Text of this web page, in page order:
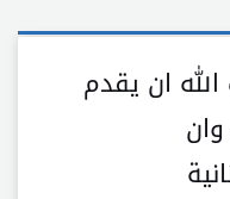
ان يقدم